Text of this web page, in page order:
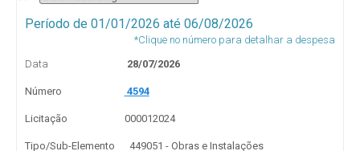
Período de 01/01/2026 até 06/08/2026
*Clique no número para detalhar a despesa
Data
28/07/2026
Número 4594
Licitação 000012024
Tipo/Sub-Elemento
449051 - Obras e Instalações